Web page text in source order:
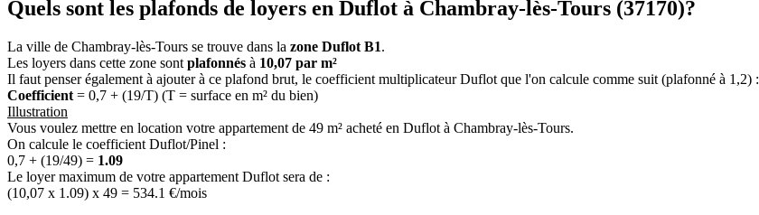
Quels sont les plafonds de loyers en Duflot à Chambray-lès-Tours (37170)?
La ville de Chambray-lès-Tours se trouve dans la zone Duflot B1.
Les loyers dans cette zone sont plafonnés à 10,07 par m²
Il faut penser également à ajouter à ce plafond brut, le coefficient multiplicateur Duflot que l'on calcule comme suit (plafonné à 1,2) :
Coefficient = 0,7 + (19/T) (T = surface en m² du bien)
Illustration
Vous voulez mettre en location votre appartement de 49 m² acheté en Duflot à Chambray-lès-Tours.
On calcule le coefficient Duflot/Pinel :
0,7 + (19/49) = 1.09
Le loyer maximum de votre appartement Duflot sera de :
(10,07 x 1.09) x 49 = 534.1 €/mois